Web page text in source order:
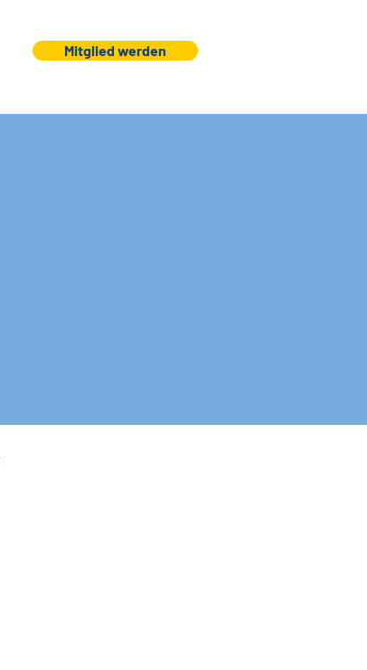
Mitglied werden